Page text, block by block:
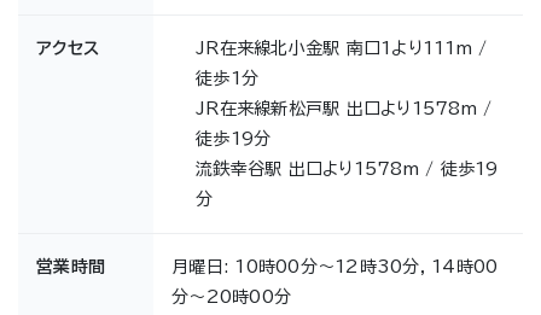
アクセス
JR在来線北小金駅 南口1より111m /
徒歩1分
JR在来線新松戸駅 出口より1578m /
徒歩19分
流鉄幸谷駅 出口より1578m / 徒歩19
分
営業時間
月曜日: 10時00分～12時30分, 14時00
分～20時00分